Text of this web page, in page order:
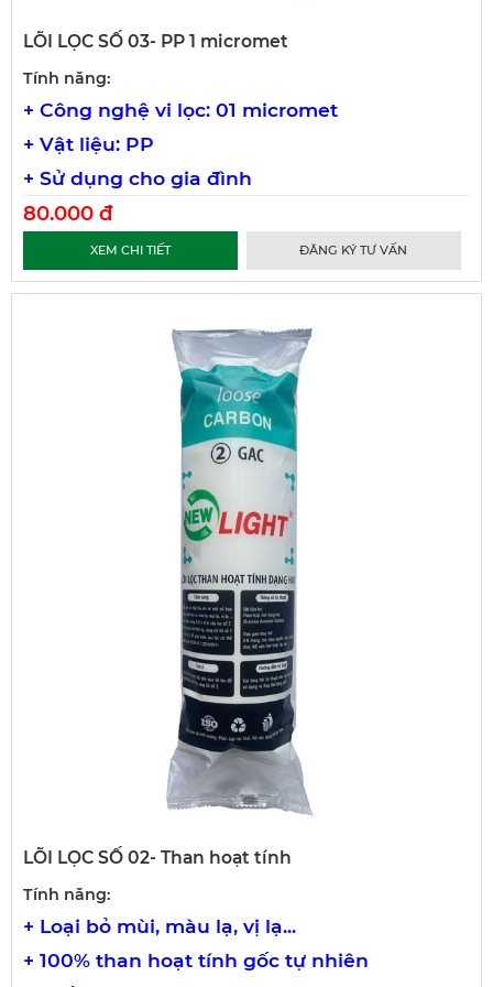
LÕI LỌC SỐ 03- PP 1 micromet
Tính năng:
+ Công nghệ vi lọc: 01 micromet
+ Vật liệu: PP
+ Sử dụng cho gia đình
80.000 đ
XEM CHI TIẾT ĐĂNG KÝ TƯ VẤN
LÕI LỌC SỐ 02- Than hoạt tính
Tính năng:
+ Loại bỏ mùi, màu lạ, vị lạ...
+ 100% than hoạt tính gốc tự nhiên